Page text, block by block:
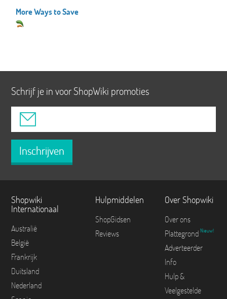
More Ways to Save
Schrijf je in voor ShopWiki promoties
Inschrijven
Shopwiki
Internationaal
Australië
België
Frankrijk
Duitsland
Nederland
Hulpmiddelen
ShopGidsen
Reviews
Over Shopwiki
Over ons
Plattegrond Nieuw!
Adverteerder
Info
Hulp &
Veelgestelde